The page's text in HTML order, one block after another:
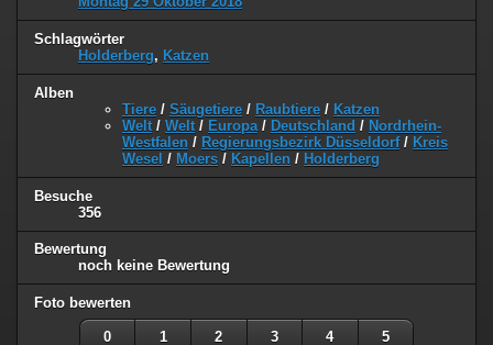
Schlagwörter
Holderberg, Katzen
Alben
Tiere / Säugetiere / Raubtiere / Katzen
Welt / Welt / Europa / Deutschland / Nordrhein-
Westfalen / Regierungsbezirk Düsseldorf/ Kreis
Wesel / Moers / Kapellen / Holderberg
Besuche
356
Bewertung
noch keine Bewertung
Foto bewerten
0 1 2 3 4 5